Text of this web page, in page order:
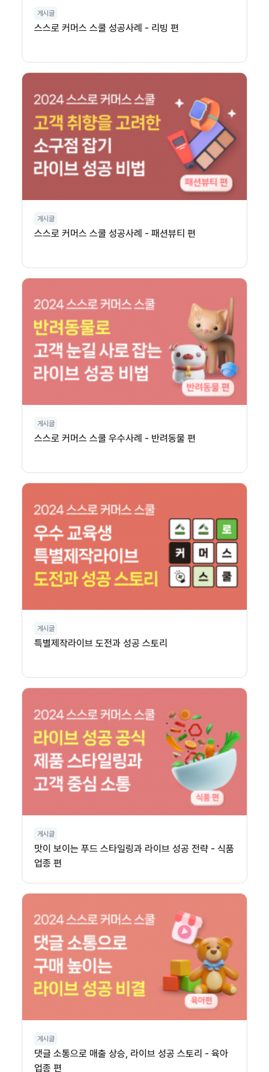
게시글
스스로 커머스 스쿨 성공사례 - 리빙 편
게시글
스스로 커머스 스쿨 성공사례 - 패션뷰티 편
게시글
스스로 커머스 스쿨 우수사례 - 반려동물 편
게시글
특별제작라이브 도전과 성공 스토리
게시글
맛이 보이는 푸드 스타일링과 라이브 성공 전략 - 식품
업종 편
게시글
댓글 소통으로 매출 상승, 라이브 성공 스토리 - 육아
업종 편